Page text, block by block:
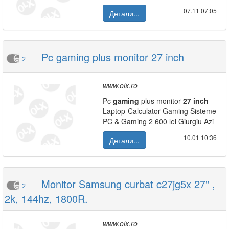
Детали...
07.11|07:05
2 Pc gaming plus monitor 27 inch
www.olx.ro
Pc gaming plus monitor 27 inch
Laptop-Calculator-Gaming Sisteme
PC & Gaming 2 600 lei Giurgiu Azi
Детали...
10.01|10:36
2
Monitor Samsung curbat c27jg5x 27" ,
2k, 144hz, 1800R.
www.olx.ro